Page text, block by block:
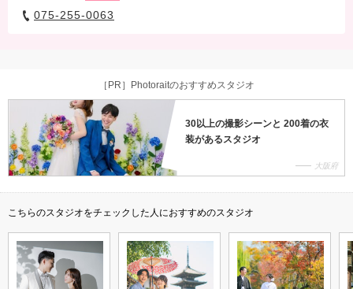
075-255-0063
［PR］Photoraitのおすすめスタジオ
30以上の撮影シーンと 200着の衣
装があるスタジオ
大阪府
こちらのスタジオをチェックした人におすすめのスタジオ